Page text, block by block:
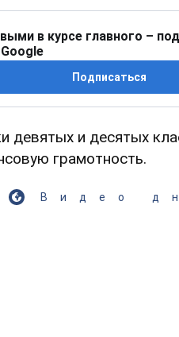
в курсе главного –
Подписаться
девятых и десятых
грамотность.
Видео